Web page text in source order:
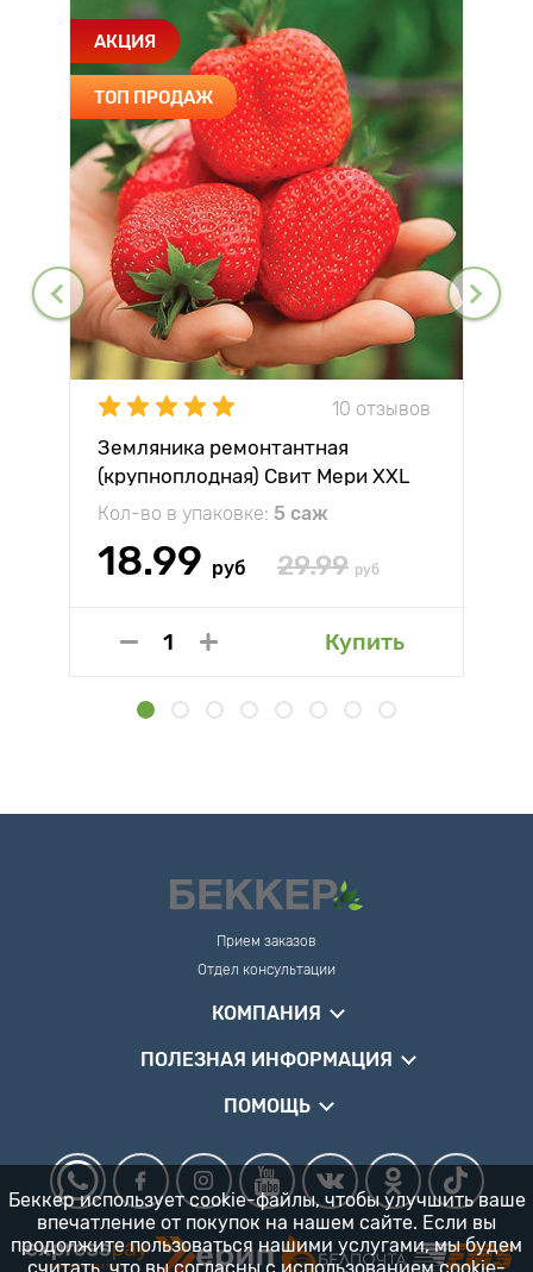
АКЦИЯ
ТОП ПРОДАЖ
10 отзывов
Земляника ремонтантная
(крупноплодная) Свит Мери XXL
Кол-во в упаковке: 5 саж
18.99 руб 29.99 руб
Купить
Прием заказов
Отдел консультации
КОМПАНИЯ
ПОЛЕЗНАЯ ИНФОРМАЦИЯ
ПОМОЩЬ
Беккер использует cookie-файлы, чтобы улучшить ваше
впечатление от покупок на нашем сайте. Если вы
продолжите пользоваться нашими услугами, мы будем